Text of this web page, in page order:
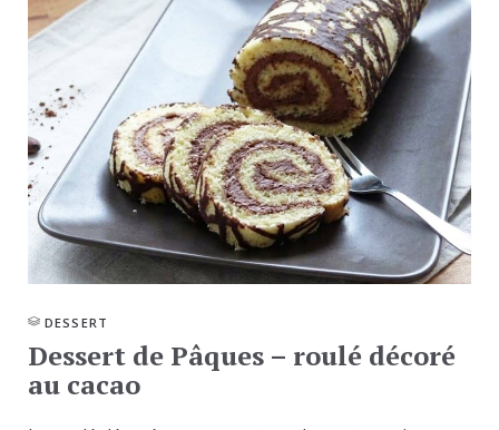
DESSERT
Dessert de Pâques – roulé décoré
au cacao